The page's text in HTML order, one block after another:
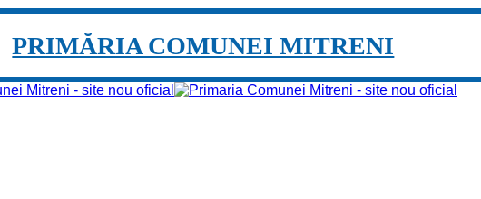
PRIMĂRIA COMUNEI MITRENI